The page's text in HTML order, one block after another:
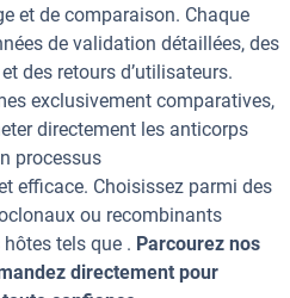
et de comparaison. Chaque
de validation détaillées, des
des retours d’utilisateurs.
exclusivement comparatives,
directement les anticorps
processus
efficace. Choisissez parmi des
ou recombinants
tels que . Parcourez nos
directement pour